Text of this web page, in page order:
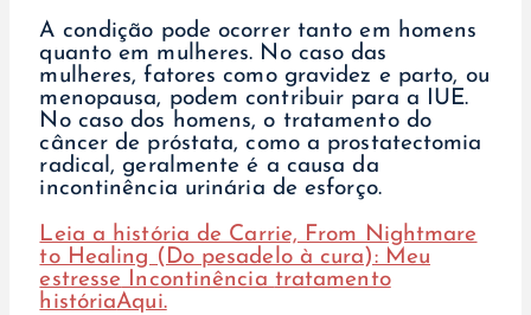
A condição pode ocorrer tanto em homens
quanto em mulheres. No caso das
mulheres, fatores como gravidez e parto, ou
menopausa, podem contribuir para a IUE.
No caso dos homens, o tratamento do
câncer de próstata, como a prostatectomia
radical, geralmente é a causa da
incontinência urinária de esforço.
Leia a história de Carrie, From Nightmare
to Healing (Do pesadelo à cura): Meu
estresse Incontinência tratamento
históriaAqui.